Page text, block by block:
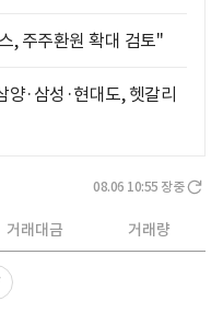
, 주주환원 확대 검토"
·삼성·현대도, 헷갈리
08.06 10:55 장중
거래대금 거래량